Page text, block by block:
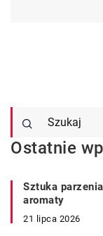
Ostatnie
Sztuka
aromaty
21 lipca 2026